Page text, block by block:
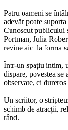
Patru oameni se
adevăr poate
Cunoscut publicului
Portman, Julia
revine aici la forma
Într-un spațiu intim,
dispare, povestea se
observate, ci
Un scriitor, o
schimb de atracții,
rând.